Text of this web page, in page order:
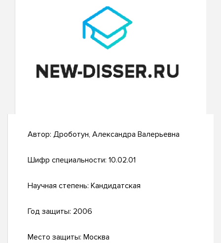
Автор: Дроботун, Александра Валерьевна
Шифр специальности: 10.02.01
Научная степень: Кандидатская
Год защиты: 2006
Место защиты: Москва